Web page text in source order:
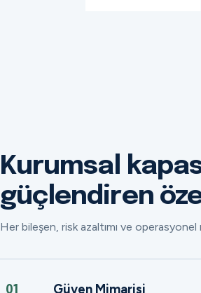
Kurumsal
güçlendiren
Her bileşen, risk azaltımı ve operasyonel
01 Güven Mimarisi